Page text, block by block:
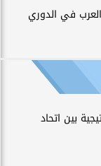
في الدوري
بين اتحاد